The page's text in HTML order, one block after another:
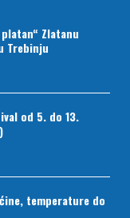
Zlatanu
Trebinju
od 5. do 13.
temperature do